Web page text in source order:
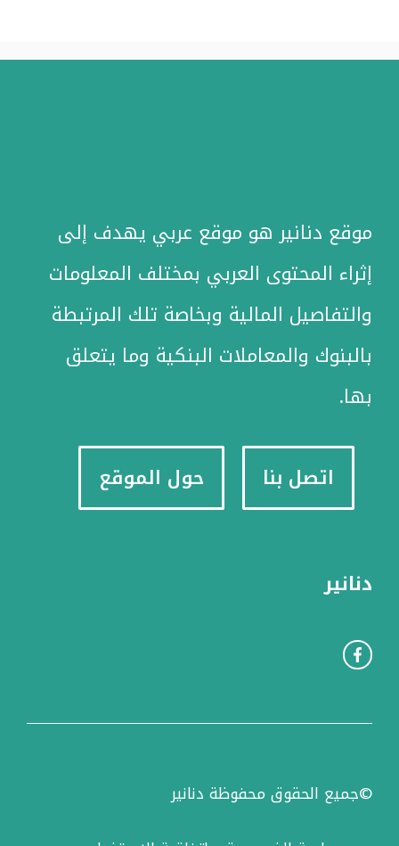
موقع دنانير هو موقع عربي يهدف إلى
إثراء المحتوى العربي بمختلف المعلومات
والتفاصيل المالية وبخاصة تلك المرتبطة
بالبنوك والمعاملات البنكية وما يتعلق
بها.
اتصل بنا حول الموقع
دنانير
©جميع الحقوق محفوظة دنانير